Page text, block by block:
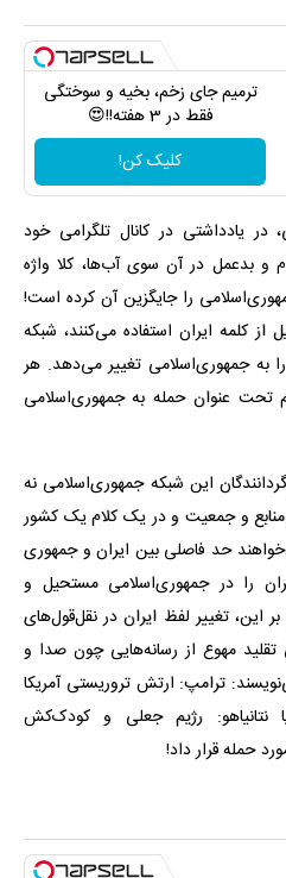
ترمیم جای زخم، بخیه و سوختگی
فقط در 3 هفته!!😍
کلیک کن!
در یادداشتی در کانال تلگرامی خود
و بدعمل در آن سوی آب‌ها، کلا واژه
را جایگزین آن کرده است!
از کلمه ایران استفاده می‌کنند، شبکه
به جمهوری‌اسلامی تغییر می‌دهد. هر
تحت عنوان حمله به جمهوری‌اسلامی
این شبکه جمهوری‌اسلامی نه
و جمعیت و در یک کلام یک کشور
حد فاصلی بین ایران و جمهوری
را در جمهوری‌اسلامی مستحیل و
این، تغییر لفظ ایران در نقل‌قول‌های
مهوع از رسانه‌هایی چون صدا و
ترامپ: ارتش تروریستی آمریکا
نتانیاهو: رژیم جعلی و کودک‌کش
حمله قرار داد!